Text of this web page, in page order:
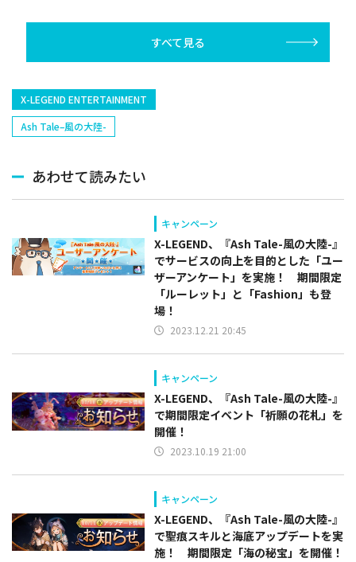
すべて見る
X-LEGEND ENTERTAINMENT
Ash Tale–風の大陸-
あわせて読みたい
キャンペーン
X-LEGEND、『Ash Tale-風の大陸-』
でサービスの向上を目的とした「ユー
ザーアンケート」を実施！ 期間限定
「ルーレット」と「Fashion」も登
場！
2023.12.21 20:45
キャンペーン
X-LEGEND、『Ash Tale-風の大陸-』
で期間限定イベント「祈願の花札」を
開催！
2023.10.19 21:00
キャンペーン
X-LEGEND、『Ash Tale-風の大陸-』
で聖痕スキルと海底アップデートを実
施！ 期間限定「海の秘宝」を開催！